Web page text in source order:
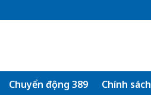
Chuyển động 389 Chính